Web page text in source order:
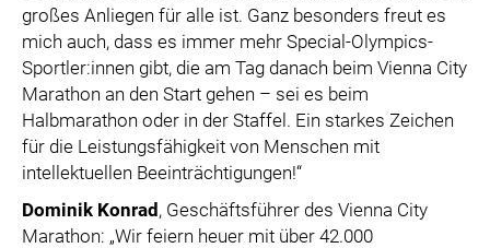
großes Anliegen für alle ist. Ganz besonders freut es
mich auch, dass es immer mehr Special-Olympics-
Sportler:innen gibt, die am Tag danach beim Vienna City
Marathon an den Start gehen – sei es beim
Halbmarathon oder in der Staffel. Ein starkes Zeichen
für die Leistungsfähigkeit von Menschen mit
intellektuellen Beeinträchtigungen!“
Dominik Konrad, Geschäftsführer des Vienna City
Marathon: „Wir feiern heuer mit über 42.000